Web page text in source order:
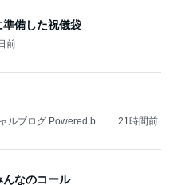
備した祝儀袋
前
ルブログ Powered by
21時間前
なのコール